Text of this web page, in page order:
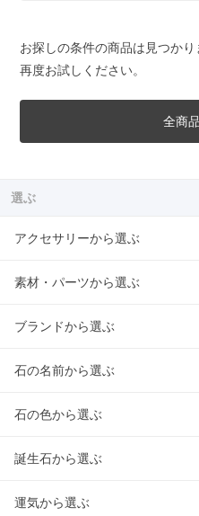
お探しの条件の商品は見つか
再度お試しください。
全商
選ぶ
アクセサリーから選ぶ
素材・パーツから選ぶ
ブランドから選ぶ
石の名前から選ぶ
石の色から選ぶ
誕生石から選ぶ
運気から選ぶ